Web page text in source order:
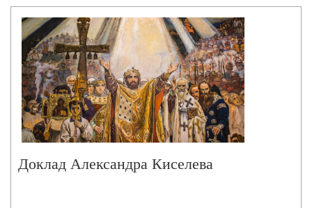
Доклад Александра Киселева